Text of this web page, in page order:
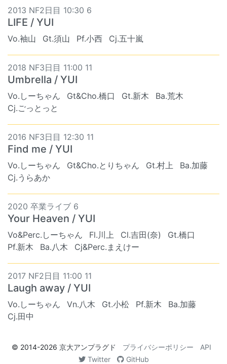
2013 NF2日目 10:30 6
LIFE / YUI
Vo.袖山 Gt.須山 Pf.小西 Cj.五十嵐
2018 NF3日目 11:00 11
Umbrella / YUI
Vo.しーちゃん Gt&Cho.橋口 Gt.新木
Ba.荒木
Cj.ごっとっと
2016 NF3日目 12:30 11
Find me / YUI
Vo.しーちゃん Gt&Cho.とりちゃん Gt.村上
Ba.加藤
Cj.うらあか
2020 卒業ライブ 6
Your Heaven / YUI
Vo&Perc.しーちゃん Fl.川上 Cl.吉田(奈)
Gt.橋口
Pf.新木
Ba.八木 Cj&Perc.まえけー
2017 NF2日目 11:00 11
Laugh away / YUI
Vo.しーちゃん Vn.八木 Gt.小松 Pf.新木
Ba.加藤
Cj.田中
© 2014-2026 京大アンプラグド プライバシーポリシー
API
Twitter
GitHub